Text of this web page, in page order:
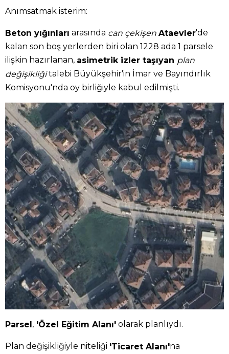
Anımsatmak isterim:
Beton yığınları arasında can çekişen Ataevler'de
kalan son boş yerlerden biri olan 1228 ada 1 parsele
ilişkin hazırlanan, asimetrik izler taşıyan plan
değişikliğitalebi Büyükşehir'in İmar ve Bayındırlık
Komisyonu'nda oy birliğiyle kabul edilmişti.
Parsel, 'Özel Eğitim Alanı' olarak planlıydı.
Plan değişikliğiyle niteliği 'Ticaret Alanı'na